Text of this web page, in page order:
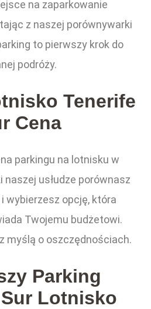
na zaparkowanie
z naszej porównywarki
to pierwszy krok do
podróży.
Tenerife
Cena
parkingu na lotnisku w
naszej usłudze porównasz
wybierzesz opcję, która
Twojemu budżetowi.
myślą o oszczędnościach.
Parking
Lotnisko